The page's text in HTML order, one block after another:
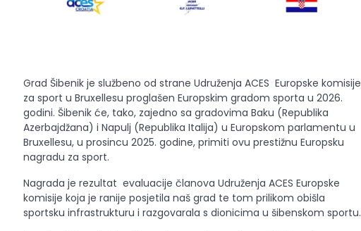
Grad Šibenik je službeno od strane Udruženja ACES Europske komisije
za sport u Bruxellesu proglašen Europskim gradom sporta u 2026.
godini. Šibenik će, tako, zajedno sa gradovima Baku (Republika
Azerbajdžana) i Napulj (Republika Italija) u Europskom parlamentu u
Bruxellesu, u prosincu 2025. godine, primiti ovu prestižnu Europsku
nagradu za sport.
Nagrada je rezultat evaluacije članova Udruženja ACES Europske
komisije koja je ranije posjetila naš grad te tom prilikom obišla
sportsku infrastrukturu i razgovarala s dionicima u šibenskom sportu.